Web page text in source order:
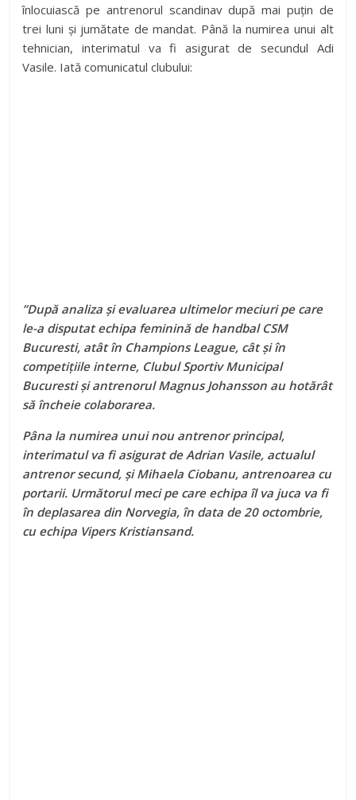
înlocuiască pe antrenorul scandinav după mai puțin de
trei luni și jumătate de mandat. Până la numirea unui alt
tehnician, interimatul va fi asigurat de secundul Adi
Vasile. Iată comunicatul clubului:
”După analiza și evaluarea ultimelor meciuri pe care
le-a disputat echipa feminină de handbal CSM
Bucuresti, atât în Champions League, cât și în
competițiile interne, Clubul Sportiv Municipal
Bucuresti și antrenorul Magnus Johansson au hotărât
să încheie colaborarea.
Pâna la numirea unui nou antrenor principal,
interimatul va fi asigurat de Adrian Vasile, actualul
antrenor secund, și Mihaela Ciobanu, antrenoarea cu
portarii. Următorul meci pe care echipa îl va juca va fi
în deplasarea din Norvegia, în data de 20 octombrie,
cu echipa Vipers Kristiansand.